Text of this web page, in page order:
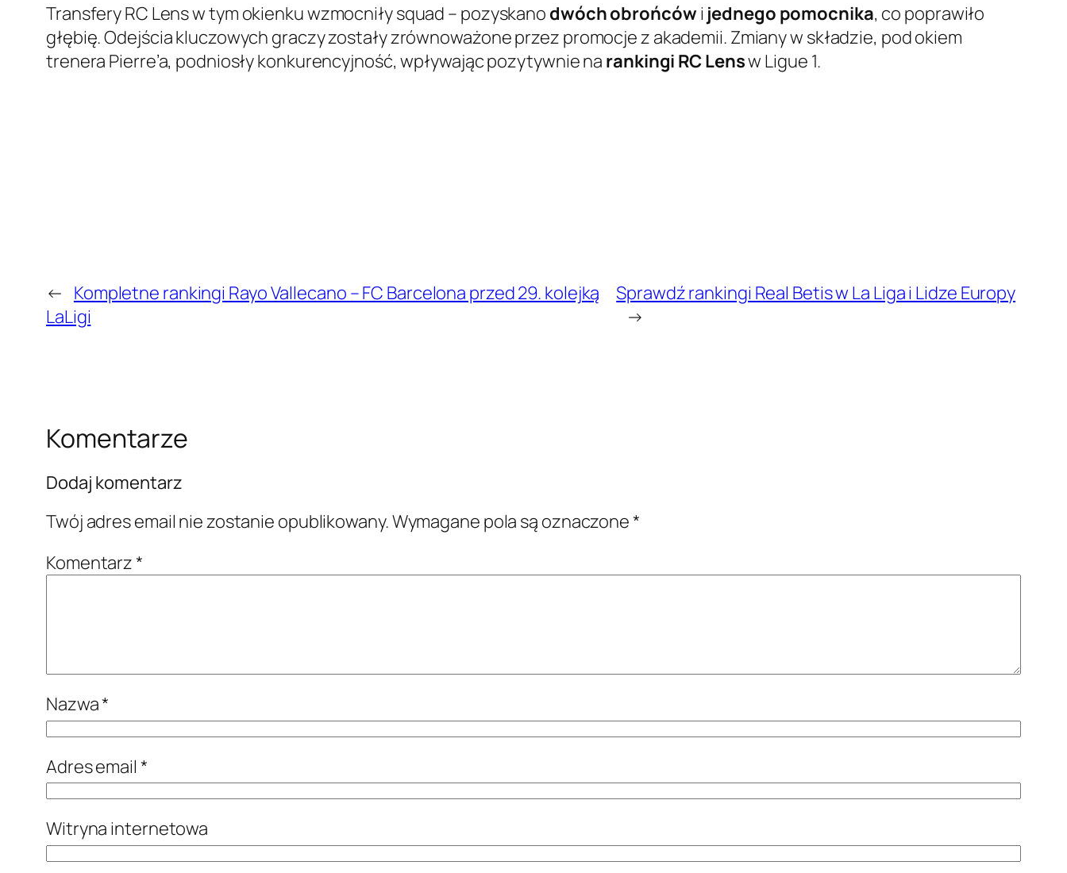
Transfery RC Lens w tym okienku wzmocniły squad – pozyskano dwóch obrońców i jednego pomocnika, co poprawiło
głębię. Odejścia kluczowych graczy zostały zrównoważone przez promocje z akademii. Zmiany w składzie, pod okiem
trenera Pierre’a, podniosły konkurencyjność, wpływając pozytywnie na rankingi RC Lensw Ligue 1.
← Kompletne rankingi Rayo Vallecano – FC Barcelona przed 29. kolejką
LaLigi
Sprawdź rankingi Real Betis w La Liga i Lidze Europy
→
Komentarze
Dodaj komentarz
Twój adres email nie zostanie opublikowany.Wymagane pola są oznaczone*
Komentarz*
Nazwa*
Adres email *
Witryna internetowa